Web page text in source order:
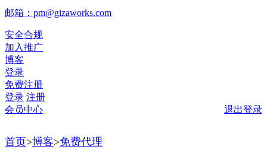
邮箱：pm@gizaworks.com
安全合规
加入推广
博客
登录
免费注册
登录 注册
会员中心
退出登录
首页>博客>免费代理